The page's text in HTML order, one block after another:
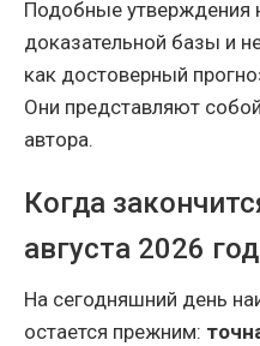
Подобные утверждения
доказательной базы и
как достоверный
Они представляют
автора.
Когда
августа 2026
На сегодняшний день
остается прежним: